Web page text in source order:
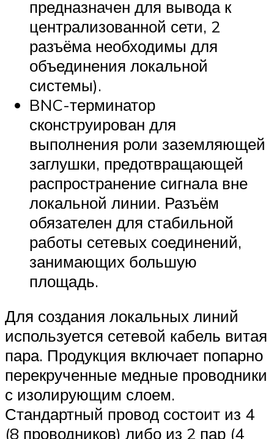
предназначен для вывода к
централизованной сети, 2
разъёма необходимы для
объединения локальной
системы).
BNC-терминатор
сконструирован для
выполнения роли заземляющей
заглушки, предотвращающей
распространение сигнала вне
локальной линии. Разъём
обязателен для стабильной
работы сетевых соединений,
занимающих большую
площадь.
Для создания локальных линий
используется сетевой кабель витая
пара. Продукция включает попарно
перекрученные медные проводники
с изолирующим слоем.
Стандартный провод состоит из 4
(8 проводников) либо из 2 пар (4